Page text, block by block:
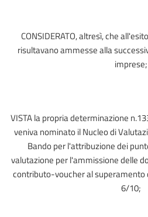
CONSIDERATO, altresì, che
risultavano ammesse alla
imprese;
VISTA la propria determinazione
veniva nominato il Nucleo di
Bando per l'attribuzione dei
valutazione per l'ammissione delle
contributo-voucher al superamento
6/10;